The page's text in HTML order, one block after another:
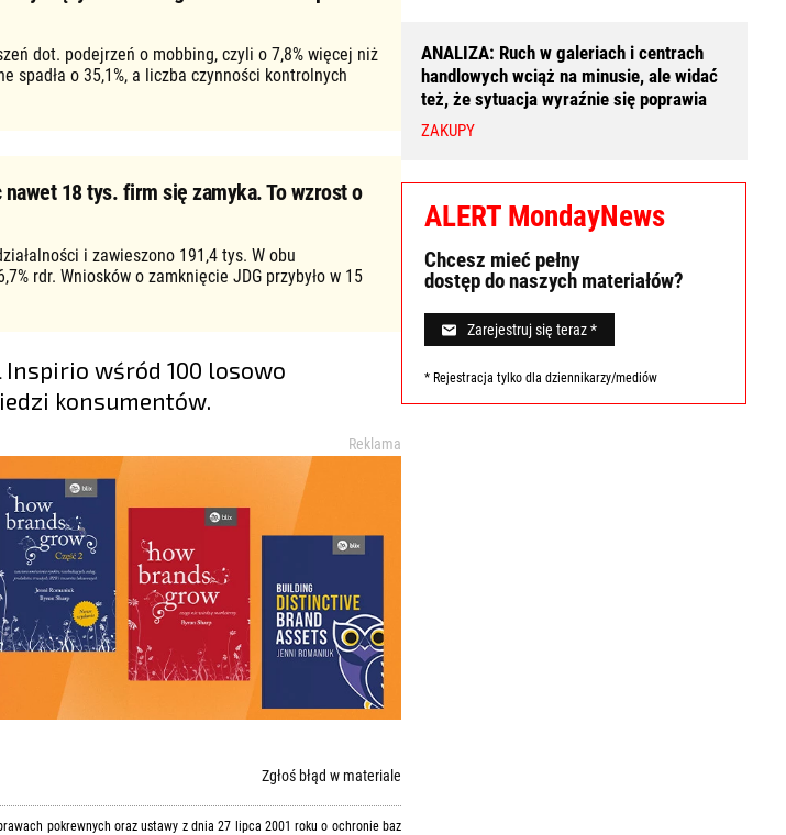
dot. podejrzeń o mobbing, czyli o 7,8% więcej niż
spadła o 35,1%, a liczba czynności kontrolnych
nawet 18 tys. firm się zamyka. To wzrost o
i zawieszono 191,4 tys. W obu
rdr. Wniosków o zamknięcie JDG przybyło w 15
Inspirio wśród 100 losowo
konsumentów.
Reklama
Zgłoś błąd w materiale
pokrewnych oraz ustawy z dnia 27 lipca 2001 roku o ochronie baz
ANALIZA: Ruch w galeriach i centrach
handlowych wciąż na minusie, ale widać
też, że sytuacja wyraźnie się poprawia
ZAKUPY
ALERT MondayNews
Chcesz mieć pełny
dostęp do naszych materiałów?
Zarejestruj się teraz *
* Rejestracja tylko dla dziennikarzy/mediów